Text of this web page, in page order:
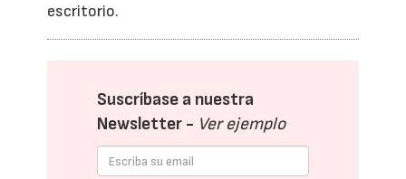
escritorio.
Suscríbase a nuestra
Newsletter - Ver ejemplo